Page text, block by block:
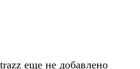
еще не добавлено